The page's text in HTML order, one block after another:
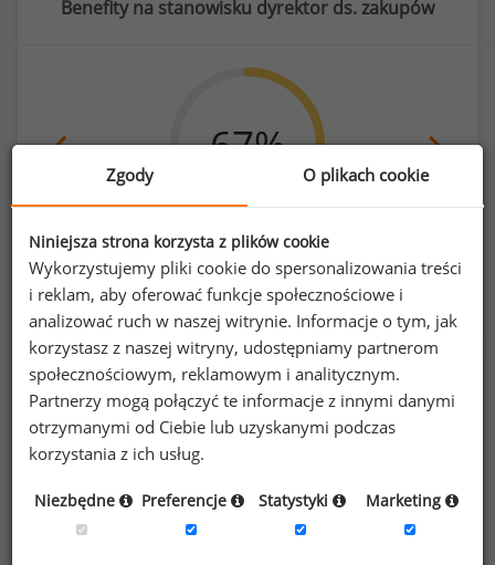
Benefity na stanowisku dyrektor ds. zakupów
67%
samochód osobowy do użytku prywatnego
Poszukujesz szczegółowych danych o
wynagrodzeniachdyrektorów ds. zakupów
lub na innych stanowiskach?
Zgody O plikach cookie
Niniejsza strona korzysta z plików cookie
Wykorzystujemy pliki cookie do spersonalizowania treści
i reklam, aby oferować funkcje społecznościowe i
analizować ruch w naszej witrynie. Informacje o tym, jak
korzystasz z naszej witryny, udostępniamy partnerom
społecznościowym, reklamowym i analitycznym.
Partnerzy mogą połączyć te informacje z innymi danymi
otrzymanymi od Ciebie lub uzyskanymi podczas
korzystania z ich usług.
Niezbędne Preferencje Statystyki Marketing